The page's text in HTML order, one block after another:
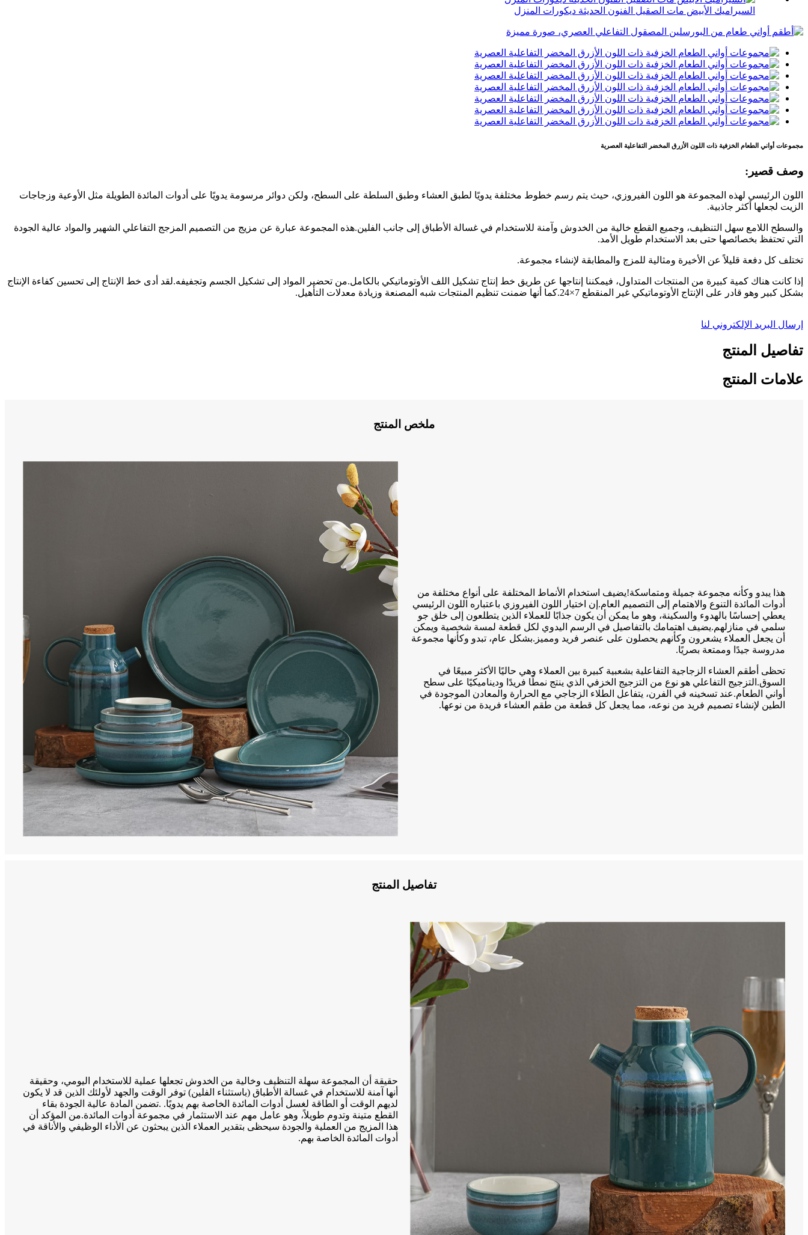
السيراميك الأبيض مات الصقيل الفنون الحديثة ديكورات المنزل
مجموعات أواني الطعام الخزفية ذات اللون الأزرق المخضر التفاعلية العصرية
وصف قصير:
اللون الرئيسي لهذه المجموعة هو اللون الفيروزي، حيث يتم رسم خطوط مختلفة يدويًا لطبق العشاء وطبق السلطة على السطح، ولكن دوائر مرسومة يدويًا على أدوات المائدة الطويلة مثل الأوعية وزجاجات
الزيت لجعلها أكثر جاذبية.
والسطح اللامع سهل التنظيف، وجميع القطع خالية من الخدوش وآمنة للاستخدام في غسالة الأطباق إلى جانب الفلين.هذه المجموعة عبارة عن مزيج من التصميم المزجج التفاعلي الشهير والمواد عالية الجودة
التي تحتفظ بخصائصها حتى بعد الاستخدام طويل الأمد.
تختلف كل دفعة قليلاً عن الأخيرة ومثالية للمزج والمطابقة لإنشاء مجموعة.
إذا كانت هناك كمية كبيرة من المنتجات المتداول، فيمكننا إنتاجها عن طريق خط إنتاج تشكيل اللف الأوتوماتيكي بالكامل.من تحضير المواد إلى تشكيل الجسم وتجفيفه.لقد أدى خط الإنتاج إلى تحسين كفاءة الإنتاج
بشكل كبير وهو قادر على الإنتاج الأوتوماتيكي غير المنقطع 7×24.كما أنها ضمنت تنظيم المنتجات شبه المصنعة وزيادة معدلات التأهيل.
إرسال البريد الإلكتروني لنا
تفاصيل المنتج
علامات المنتج
ملخص المنتج
هذا يبدو وكأنه مجموعة جميلة ومتماسكة!يضيف استخدام الأنماط المختلفة على أنواع مختلفة من
أدوات المائدة التنوع والاهتمام إلى التصميم العام.إن اختيار اللون الفيروزي باعتباره اللون الرئيسي
يعطي إحساسًا بالهدوء والسكينة، وهو ما يمكن أن يكون جذابًا للعملاء الذين يتطلعون إلى خلق جو
سلمي في منازلهم.يضيف اهتمامك بالتفاصيل في الرسم اليدوي لكل قطعة لمسة شخصية ويمكن
أن يجعل العملاء يشعرون وكأنهم يحصلون على عنصر فريد ومميز.بشكل عام، تبدو وكأنها مجموعة
مدروسة جيدًا وممتعة بصريًا.
تحظى أطقم العشاء الزجاجية التفاعلية بشعبية كبيرة بين العملاء وهي حاليًا الأكثر مبيعًا في
السوق.التزجيج التفاعلي هو نوع من التزجيج الخزفي الذي ينتج نمطًا فريدًا وديناميكيًا على سطح
أواني الطعام.عند تسخينه في الفرن، يتفاعل الطلاء الزجاجي مع الحرارة والمعادن الموجودة في
الطين لإنشاء تصميم فريد من نوعه، مما يجعل كل قطعة من طقم العشاء فريدة من نوعها.
تفاصيل المنتج
حقيقة أن المجموعة سهلة التنظيف وخالية من الخدوش تجعلها عملية للاستخدام اليومي، وحقيقة
أنها آمنة للاستخدام في غسالة الأطباق (باستثناء الفلين) توفر الوقت والجهد لأولئك الذين قد لا يكون
لديهم الوقت أو الطاقة لغسل أدوات المائدة الخاصة بهم يدويًا. .تضمن المادة عالية الجودة بقاء
القطع متينة وتدوم طويلاً، وهو عامل مهم عند الاستثمار في مجموعة أدوات المائدة.من المؤكد أن
هذا المزيج من العملية والجودة سيحظى بتقدير العملاء الذين يبحثون عن الأداء الوظيفي والأناقة في
أدوات المائدة الخاصة بهم.